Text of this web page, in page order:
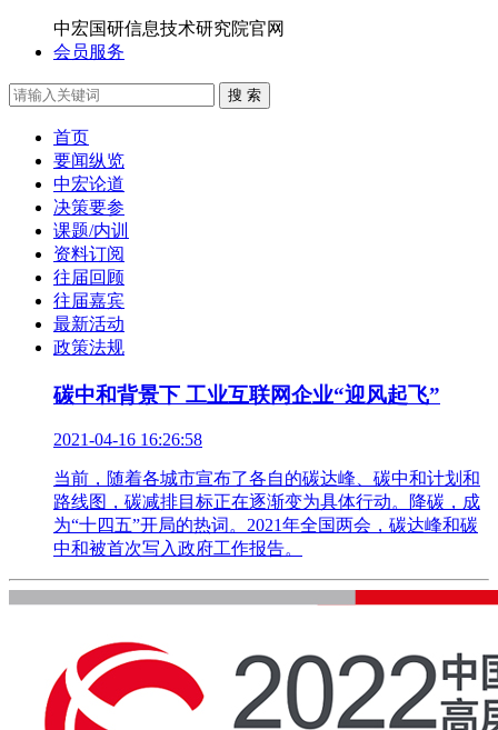
中宏国研信息技术研究院官网
会员服务
搜 索
首页
要闻纵览
中宏论道
决策要参
课题/内训
资料订阅
往届回顾
往届嘉宾
最新活动
政策法规
碳中和背景下 工业互联网企业“迎风起飞”
2021-04-16 16:26:58
当前，随着各城市宣布了各自的碳达峰、碳中和计划和
路线图，碳减排目标正在逐渐变为具体行动。降碳，成
为“十四五”开局的热词。2021年全国两会，碳达峰和碳
中和被首次写入政府工作报告。